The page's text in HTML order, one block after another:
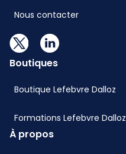
Nous contacter
Boutiques
Boutique Lefebvre Dalloz
Formations Lefebvre Dalloz
À propos